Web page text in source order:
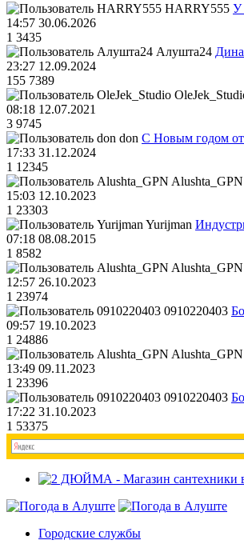
HARRY555 У
14:57 30.06.2026
1 3435
Алушта24
23:27 12.09.2024
155 7389
08:18 12.07.2021
3 9745
don С Новым годом
17:33 31.12.2024
1 12345
Alushta_GPN
15:03 12.10.2023
1 23303
Yurijman
07:18 08.08.2015
1 8582
Alushta_GPN
12:57 26.10.2023
1 23974
0910220403
09:57 19.10.2023
1 24886
Alushta_GPN
13:49 09.11.2023
1 23396
0910220403
17:22 31.10.2023
1 53375
Городские службы